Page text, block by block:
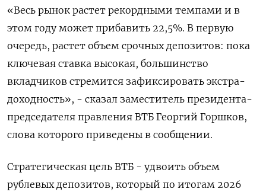
«Весь рынок растет рекордными темпами и в
этом году может прибавить 22,5%. В первую
очередь, растет объем срочных депозитов: пока
ключевая ставка высокая, большинство
вкладчиков стремится зафиксировать экстра-
доходность», - сказал заместитель президента-
председателя правления ВТБ Георгий Горшков,
слова которого приведены в сообщении.
Стратегическая цель ВТБ - удвоить объем
рублевых депозитов, который по итогам 2026